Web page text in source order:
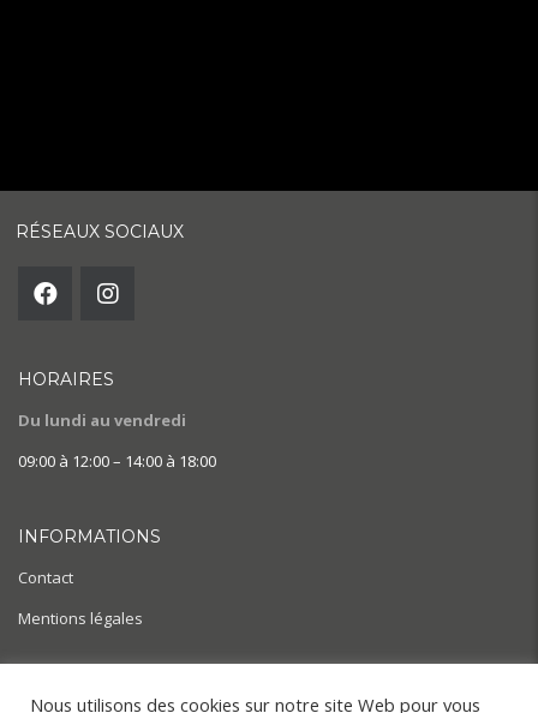
RÉSEAUX SOCIAUX
HORAIRES
Du lundi au vendredi
09:00 à 12:00 – 14:00 à 18:00
INFORMATIONS
Contact
Mentions légales
AIDE & ACTUALITÉS
Nous utilisons des cookies sur notre site Web pour vous